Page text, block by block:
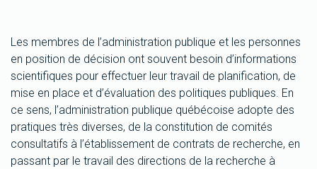
Les membres de l’administration publique et les personnes
en position de décision ont souvent besoin d’informations
scientifiques pour effectuer leur travail de planification, de
mise en place et d’évaluation des politiques publiques. En
ce sens, l’administration publique québécoise adopte des
pratiques très diverses, de la constitution de comités
consultatifs à l’établissement de contrats de recherche, en
passant par le travail des directions de la recherche à